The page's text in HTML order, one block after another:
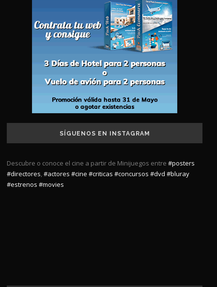
SÍGUENOS EN INSTAGRAM
Descubre o conoce el cine a partir de Minijuegos entre #posters
#directores,#actores #cine #criticas #concursos #dvd #bluray
#estrenos #movies